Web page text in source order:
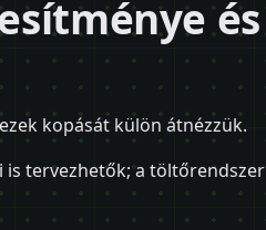
és
kopását külön átnézzük.
is tervezhetők; a töltőrendszer